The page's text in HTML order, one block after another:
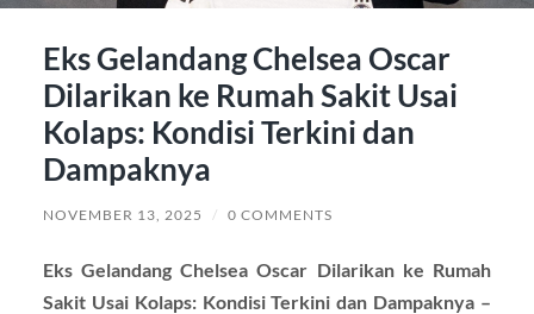
Eks Gelandang Chelsea Oscar
Dilarikan ke Rumah Sakit Usai
Kolaps: Kondisi Terkini dan
Dampaknya
NOVEMBER 13, 2025 / 0 COMMENTS
Eks Gelandang Chelsea Oscar Dilarikan ke Rumah
Sakit Usai Kolaps: Kondisi Terkini dan Dampaknya –